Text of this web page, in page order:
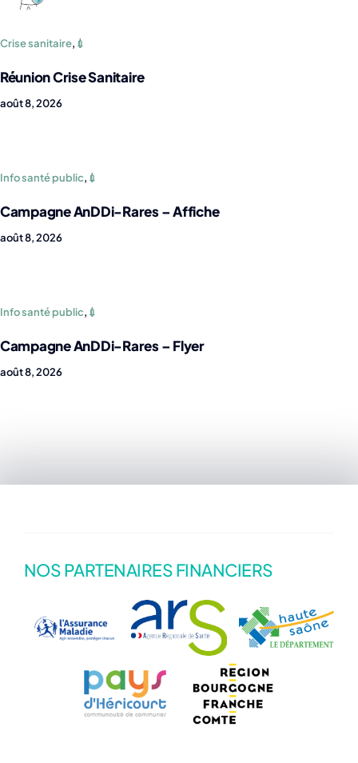
Crise sanitaire, 💉
Réunion Crise Sanitaire
août 8, 2026
Info santé public, 💉
Campagne AnDDi-Rares – Affiche
août 8, 2026
Info santé public, 💉
Campagne AnDDi-Rares – Flyer
août 8, 2026
NOS PARTENAIRES FINANCIERS